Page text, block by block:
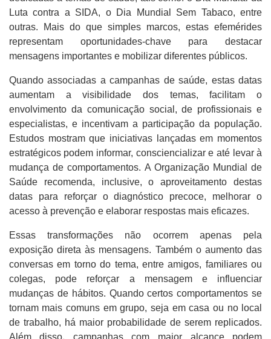
Luta contra a SIDA, o Dia Mundial Sem Tabaco, entre
outras. Mais do que simples marcos, estas efemérides
representam oportunidades-chave para destacar
mensagens importantes e mobilizar diferentes públicos.
Quando associadas a campanhas de saúde, estas datas
aumentam a visibilidade dos temas, facilitam o
envolvimento da comunicação social, de profissionais e
especialistas, e incentivam a participação da população.
Estudos mostram que iniciativas lançadas em momentos
estratégicos podem informar, consciencializar e até levar à
mudança de comportamentos. A Organização Mundial de
Saúde recomenda, inclusive, o aproveitamento destas
datas para reforçar o diagnóstico precoce, melhorar o
acesso à prevenção e elaborar respostas mais eficazes.
Essas transformações não ocorrem apenas pela
exposição direta às mensagens. Também o aumento das
conversas em torno do tema, entre amigos, familiares ou
colegas, pode reforçar a mensagem e influenciar
mudanças de hábitos. Quando certos comportamentos se
tornam mais comuns em grupo, seja em casa ou no local
de trabalho, há maior probabilidade de serem replicados.